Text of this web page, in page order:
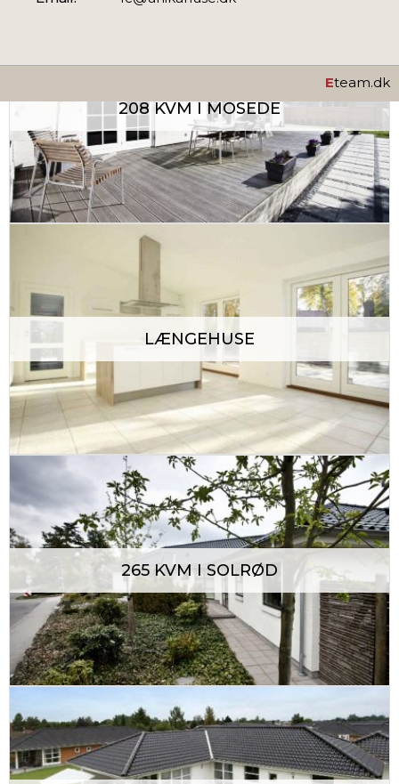
208 KVM I MOSEDE
LÆNGEHUSE
265 KVM I SOLRØD
Eteam.dk